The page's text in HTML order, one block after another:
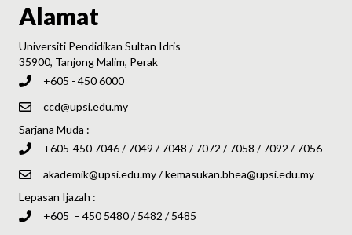
Alamat
Universiti Pendidikan Sultan Idris
35900, Tanjong Malim, Perak
+605 - 450 6000
ccd@upsi.edu.my
Sarjana Muda :
+605-450 7046 / 7049 / 7048 / 7072 / 7058 / 7092 / 7056
akademik@upsi.edu.my/kemasukan.bhea@upsi.edu.my
Lepasan Ijazah :
+605 – 450 5480 / 5482 / 5485